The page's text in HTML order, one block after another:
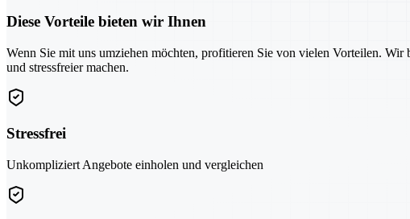
Diese Vorteile bieten wir Ihnen
Wenn Sie mit uns umziehen möchten, profitieren Sie von vielen Vorteilen.
und stressfreier machen.
Stressfrei
Unkompliziert Angebote einholen und vergleichen